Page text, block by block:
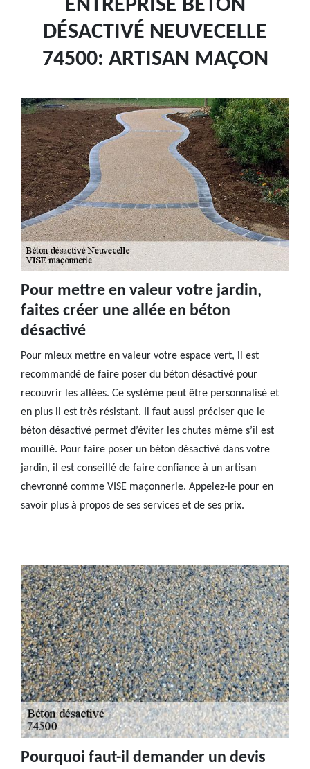
ENTREPRISE BÉTON
DÉSACTIVÉ NEUVECELLE
74500: ARTISAN MAÇON
Pour mettre en valeur votre jardin,
faites créer une allée en béton
désactivé
Pour mieux mettre en valeur votre espace vert, il est
recommandé de faire poser du béton désactivé pour
recouvrir les allées. Ce système peut être personnalisé et
en plus il est très résistant. Il faut aussi préciser que le
béton désactivé permet d’éviter les chutes même s’il est
mouillé. Pour faire poser un béton désactivé dans votre
jardin, il est conseillé de faire confiance à un artisan
chevronné comme VISE maçonnerie. Appelez-le pour en
savoir plus à propos de ses services et de ses prix.
Pourquoi faut-il demander un devis